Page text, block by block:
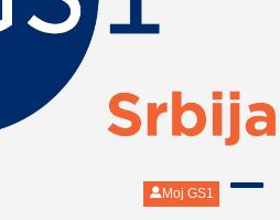
Moj GS1